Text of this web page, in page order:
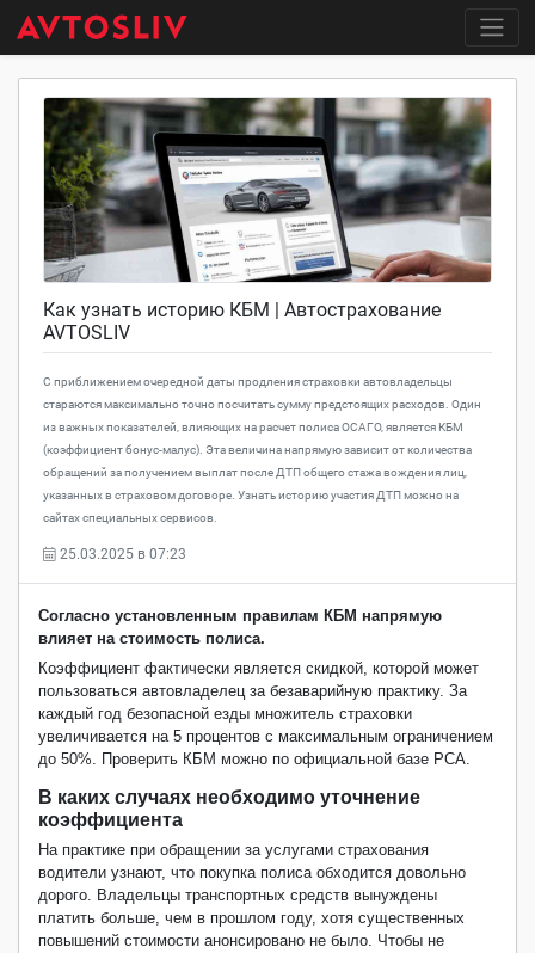
Как узнать историю КБМ | Автострахование
AVTOSLIV
С приближением очередной даты продления страховки автовладельцы
стараются максимально точно посчитать сумму предстоящих расходов. Один
из важных показателей, влияющих на расчет полиса ОСАГО, является КБМ
(коэффициент бонус-малус). Эта величина напрямую зависит от количества
обращений за получением выплат после ДТП общего стажа вождения лиц,
указанных в страховом договоре. Узнать историю участия ДТП можно на
сайтах специальных сервисов.
25.03.2025 в 07:23
Согласно установленным правилам КБМ напрямую
влияет на стоимость полиса.
Коэффициент фактически является скидкой, которой может
пользоваться автовладелец за безаварийную практику. За
каждый год безопасной езды множитель страховки
увеличивается на 5 процентов с максимальным ограничением
до 50%. Проверить КБМ можно по официальной базе РСА.
В каких случаях необходимо уточнение
коэффициента
На практике при обращении за услугами страхования
водители узнают, что покупка полиса обходится довольно
дорого. Владельцы транспортных средств вынуждены
платить больше, чем в прошлом году, хотя существенных
повышений стоимости анонсировано не было. Чтобы не